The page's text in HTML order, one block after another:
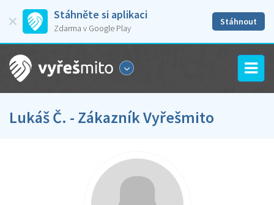
Stáhněte si aplikaci
Zdarma v Google Play
Stáhnout
Lukáš Č. - Zákazník Vyřešmito